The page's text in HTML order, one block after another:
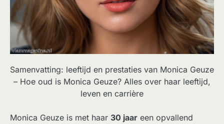
Samenvatting: leeftijd en prestaties van Monica Geuze
– Hoe oud is Monica Geuze? Alles over haar leeftijd,
leven en carrière
Monica Geuze is met haar 30 jaar een opvallend